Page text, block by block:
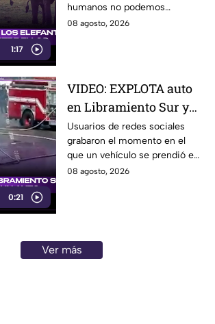
1:17
humanos no podemos
escuchar, ellos “hablan” de una
08 agosto, 2026
0:21
VIDEO: EXPLOTA auto
en Libramiento Sur y
ocasiona fuerte tráfico
en Tijuana este sábado;
cerca de 5 y 10
Usuarios de redes sociales
grabaron el momento en el
que un vehículo se prendió en
llamas sobre el Libramiento, lo
08 agosto, 2026
Ver más